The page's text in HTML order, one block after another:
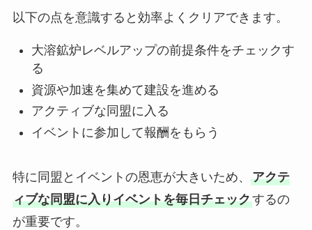
以下の点を意識すると効率よくクリアできます。
大溶鉱炉レベルアップの前提条件をチェックす
る
資源や加速を集めて建設を進める
アクティブな同盟に入る
イベントに参加して報酬をもらう
特に同盟とイベントの恩恵が大きいため、 アクテ
ィブな同盟に入りイベントを毎日チェックするの
が重要です。